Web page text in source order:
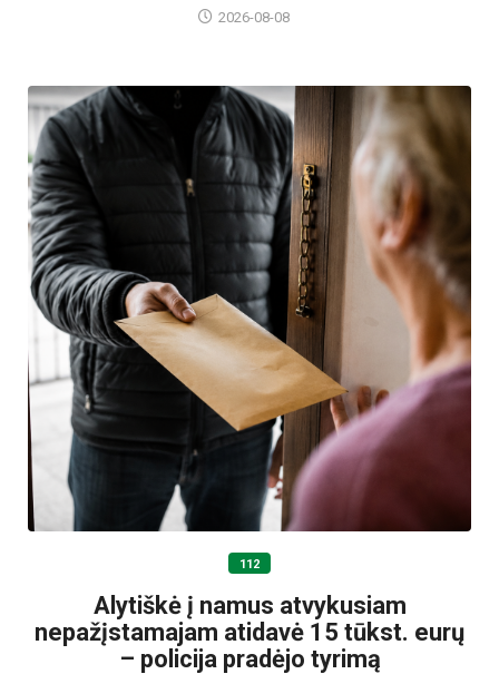
2026-08-08
112
Alytiškė į namus atvykusiam
nepažįstamajam atidavė 15 tūkst. eurų
– policija pradėjo tyrimą